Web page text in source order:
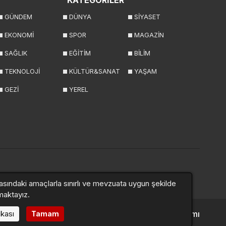
GÜNDEM DÜNYA SİYASET
EKONOMİ SPOR MAGAZİN
SAĞLIK EĞİTİM BİLİM
TEKNOLOJİ KÜLTÜR&SANAT YAŞAM
GEZİ YEREL
Haber Yazılımı
amaçlarla sınırlı ve mevzuata uygun şekilde
Tamam